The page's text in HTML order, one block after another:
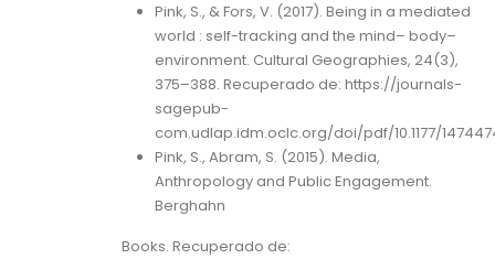
Pink, S., & Fors, V. (2017). Being in a mediated
world : self-tracking and the mind– body–
environment. Cultural Geographies, 24(3),
375–388. Recuperado de: https://journals-
sagepub-
com.udlap.idm.oclc.org/doi/pdf/10.1177/
Pink, S., Abram, S. (2015). Media,
Anthropology and Public Engagement.
Berghahn
Books. Recuperado de: